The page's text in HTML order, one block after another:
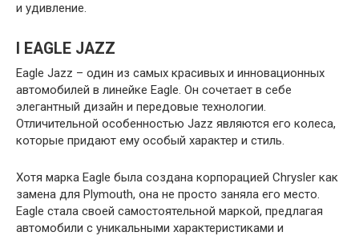
и удивление.
I EAGLE JAZZ
Eagle Jazz – один из самых красивых и инновационных
автомобилей в линейке Eagle. Он сочетает в себе
элегантный дизайн и передовые технологии.
Отличительной особенностью Jazz являются его колеса,
которые придают ему особый характер и стиль.
Хотя марка Eagle была создана корпорацией Chrysler как
замена для Plymouth, она не просто заняла его место.
Eagle стала своей самостоятельной маркой, предлагая
автомобили с уникальными характеристиками и